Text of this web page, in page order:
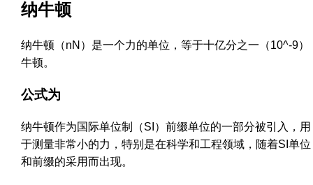
纳牛顿
纳牛顿（nN）是一个力的单位，等于十亿分之一（10^-9）
牛顿。
公式为
纳牛顿作为国际单位制（SI）前缀单位的一部分被引入，用
于测量非常小的力，特别是在科学和工程领域，随着SI单位
和前缀的采用而出现。